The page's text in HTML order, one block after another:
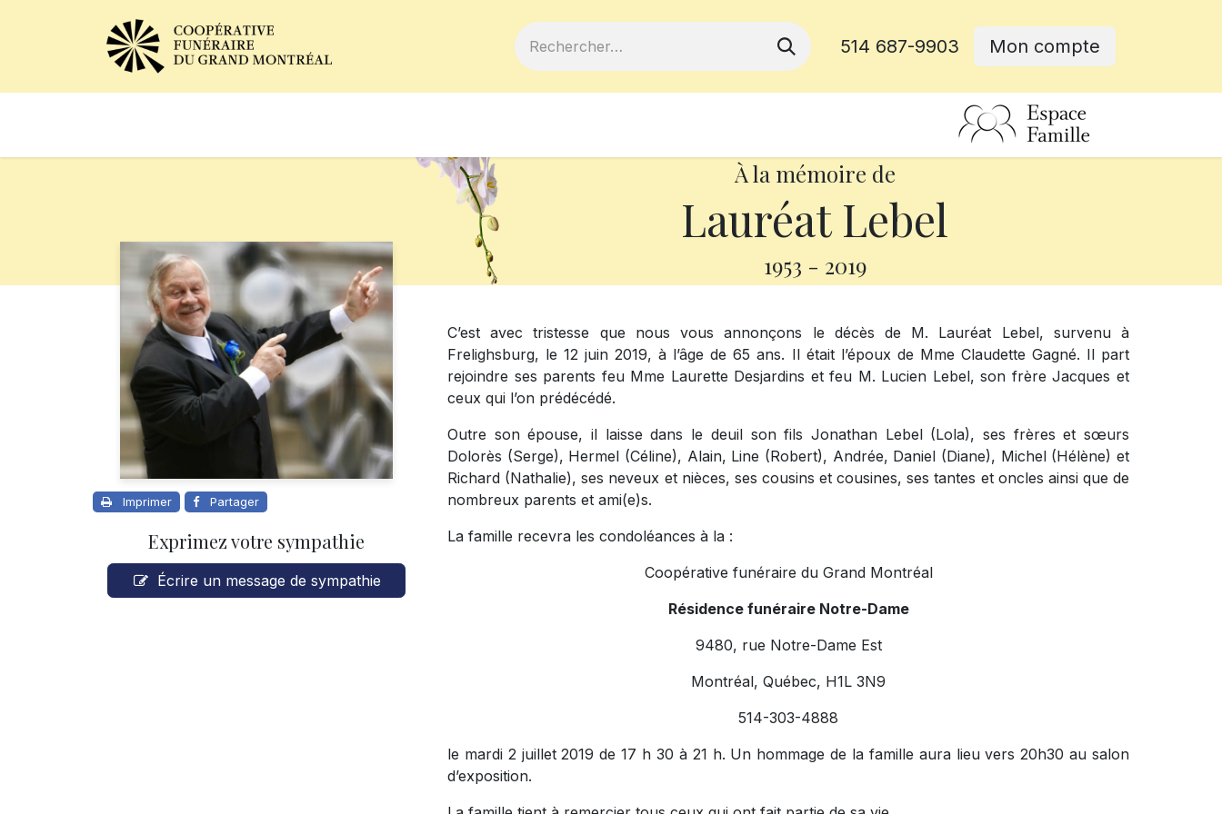
514 687-9903 Mon compte
À la mémoire de
Lauréat Lebel
1953 - 2019
Imprimer Partager
Exprimez votre sympathie
Écrire un message de sympathie
C’est avec tristesse que nous vous annonçons le décès de M. Lauréat Lebel, survenu à
Frelighsburg, le 12 juin 2019, à l’âge de 65 ans. Il était l’époux de Mme Claudette Gagné. Il part
rejoindre ses parents feu Mme Laurette Desjardins et feu M. Lucien Lebel, son frère Jacques et
ceux qui l’on prédécédé.
Outre son épouse, il laisse dans le deuil son fils Jonathan Lebel (Lola), ses frères et sœurs
Dolorès (Serge), Hermel (Céline), Alain, Line (Robert), Andrée, Daniel (Diane), Michel (Hélène) et
Richard (Nathalie), ses neveux et nièces, ses cousins et cousines, ses tantes et oncles ainsi que de
nombreux parents et ami(e)s.
La famille recevra les condoléances à la :
Coopérative funéraire du Grand Montréal
Résidence funéraire Notre-Dame
9480, rue Notre-Dame Est
Montréal, Québec, H1L 3N9
514-303-4888
le mardi 2 juillet 2019 de 17 h 30 à 21 h. Un hommage de la famille aura lieu vers 20h30 au salon
d’exposition.